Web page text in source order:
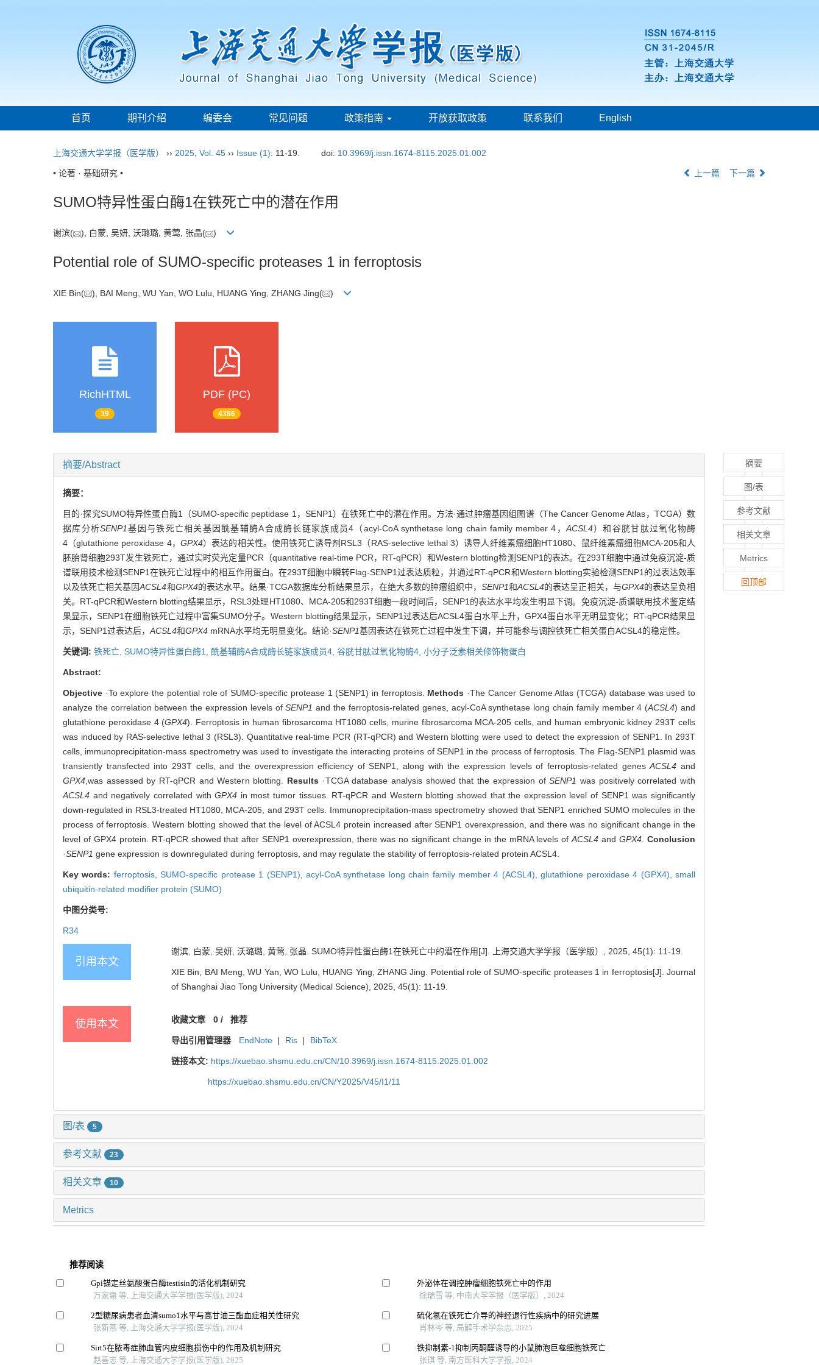
首页 期刊介绍 编委会 常见问题 政策指南 开放获取政策 联系我们 English
上海交通大学学报（医学版） ›› 2025 Vol. 45 ›› Issue (1): 11-19. doi: 10.3969/j.issn.1674-8115.2025.01.002
• 论著 · 基础研究 • 上一篇 下一篇
SUMO特异性蛋白酶1在铁死亡中的潜在作用
谢滨( ), 白蒙, 吴妍, 沃璐璐, 黄莺, 张晶( )
Potential role of SUMO-specific proteases 1 in ferroptosis
XIE Bin( ), BAI Meng, WU Yan, WO Lulu, HUANG Ying, ZHANG Jing( )
RichHTML
39
PDF (PC)
4386
摘要/Abstract
摘要：
目的·探究SUMO特异性蛋白酶1（SUMO-specific peptidase 1，SENP1）在铁死亡中的潜在作用。方法·通过肿瘤基因组图谱（The Cancer Genome Atlas，TCGA）数
据库分析SENP1基因与铁死亡相关基因酰基辅酶A合成酶长链家族成员4（acyl-CoA synthetase long chain family member 4，ACSL4）和谷胱甘肽过氧化物酶
4（glutathione peroxidase 4， GPX4）表达的相关性。使用铁死亡诱导剂RSL3（RAS-selective lethal 3）诱导人纤维素瘤细胞HT1080、鼠纤维素瘤细胞MCA-205和人
胚胎肾细胞293T发生铁死亡，通过实时荧光定量PCR（quantitative real-time PCR，RT-qPCR）和Western blotting检测SENP1的表达。在293T细胞中通过免疫沉淀-质
谱联用技术检测SENP1在铁死亡过程中的相互作用蛋白。在293T细胞中瞬转Flag-SENP1过表达质粒，并通过RT-qPCR和Western blotting实验检测SENP1的过表达效率
以及铁死亡相关基因ACSL4和GPX4的表达水平。结果·TCGA数据库分析结果显示，在绝大多数的肿瘤组织中，SENP1和ACSL4的表达呈正相关，与GPX4的表达呈负相
关。RT-qPCR和Western blotting结果显示，RSL3处理HT1080、MCA-205和293T细胞一段时间后，SENP1的表达水平均发生明显下调。免疫沉淀-质谱联用技术鉴定结
果显示，SENP1在细胞铁死亡过程中富集SUMO分子。Western blotting结果显示，SENP1过表达后ACSL4蛋白水平上升，GPX4蛋白水平无明显变化；RT-qPCR结果显
示，SENP1过表达后，ACSL4和GPX4 mRNA水平均无明显变化。结论·SENP1基因表达在铁死亡过程中发生下调，并可能参与调控铁死亡相关蛋白ACSL4的稳定性。
关键词: 铁死亡, SUMO特异性蛋白酶1, 酰基辅酶A合成酶长链家族成员4, 谷胱甘肽过氧化物酶4, 小分子泛素相关修饰物蛋白
Abstract:
Objective ·To explore the potential role of SUMO-specific protease 1 (SENP1) in ferroptosis. Methods ·The Cancer Genome Atlas (TCGA) database was used to
analyze the correlation between the expression levels ofSENP1 and the ferroptosis-related genes, acyl-CoA synthetase long chain family member 4 (ACSL4) and
glutathione peroxidase 4 (GPX4). Ferroptosis in human fibrosarcoma HT1080 cells, murine fibrosarcoma MCA-205 cells, and human embryonic kidney 293T cells
was induced by RAS-selective lethal 3 (RSL3). Quantitative real-time PCR (RT-qPCR) and Western blotting were used to detect the expression of SENP1. In 293T
cells, immunoprecipitation-mass spectrometry was used to investigate the interacting proteins of SENP1 in the process of ferroptosis. The Flag-SENP1 plasmid was
transiently transfected into 293T cells, and the overexpression efficiency of SENP1, along with the expression levels of ferroptosis-related genesACSL4 and
GPX4,was assessed by RT-qPCR and Western blotting. Results ·TCGA database analysis showed that the expression ofSENP1 was positively correlated with
ACSL4 and negatively correlated withGPX4 in most tumor tissues. RT-qPCR and Western blotting showed that the expression level of SENP1 was significantly
down-regulated in RSL3-treated HT1080, MCA-205, and 293T cells. Immunoprecipitation-mass spectrometry showed that SENP1 enriched SUMO molecules in the
process of ferroptosis. Western blotting showed that the level of ACSL4 protein increased after SENP1 overexpression, and there was no significant change in the
level of GPX4 protein. RT-qPCR showed that after SENP1 overexpression, there was no significant change in the mRNA levels ofACSL4 andGPX4.Conclusion
·SENP1 gene expression is downregulated during ferroptosis, and may regulate the stability of ferroptosis-related protein ACSL4.
Key words: ferroptosis,SUMO-specific protease 1 (SENP1), acyl-CoA synthetase long chain family member 4 (ACSL4),glutathione peroxidase 4 (GPX4),small
ubiquitin-related modifier protein (SUMO)
中图分类号:
R34
引用本文
谢滨, 白蒙, 吴妍, 沃璐璐, 黄莺, 张晶. SUMO特异性蛋白酶1在铁死亡中的潜在作用[J]. 上海交通大学学报（医学版）, 2025, 45(1): 11-19.
XIE Bin, BAI Meng, WU Yan, WO Lulu, HUANG Ying, ZHANG Jing. Potential role of SUMO-specific proteases 1 in ferroptosis[J]. Journal
of Shanghai Jiao Tong University (Medical Science), 2025, 45(1): 11-19.
使用本文 收藏文章 0/ 推荐
导出引用管理器 EndNote | Ris | BibTeX
链接本文: https://xuebao.shsmu.edu.cn/CN/10.3969/j.issn.1674-8115.2025.01.002
https://xuebao.shsmu.edu.cn/CN/Y2025/V45/I1/11
图/表 5
参考文献 23
相关文章 10
Metrics
推荐阅读
Gpi锚定丝氨酸蛋白酶testisin的活化机制研究
万家惠 等, 上海交通大学学报(医学版), 2024
2型糖尿病患者血清sumo1水平与高甘油三酯血症相关性研究
张新燕 等, 上海交通大学学报(医学版), 2024
Sirt5在脓毒症肺血管内皮细胞损伤中的作用及机制研究
赵善志 等, 上海交通大学学报(医学版), 2025
外泌体在调控肿瘤细胞铁死亡中的作用
徐瑞雪 等, 中南大学学报（医学版）, 2024
硫化氢在铁死亡介导的神经退行性疾病中的研究进展
肖林岑 等, 局解手术学杂志, 2025
铁抑制素-1抑制丙酮醛诱导的小鼠肺泡巨噬细胞铁死亡
张琪 等, 南方医科大学学报, 2024
摘要
图/表
参考文献
相关文章
Metrics
回顶部